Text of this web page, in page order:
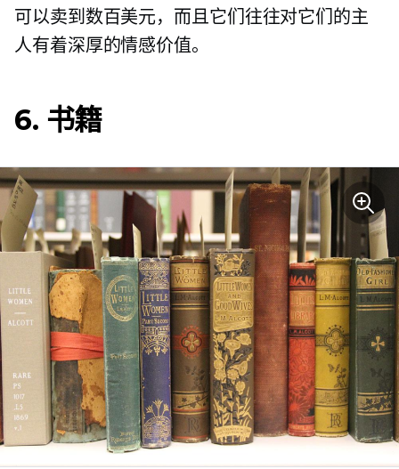
可以卖到数百美元，而且它们往往对它们的主
人有着深厚的情感价值。
6. 书籍